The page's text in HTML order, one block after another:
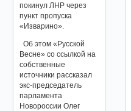
покинул ЛНР через
пункт пропуска
«Изварино».
Об этом «Русской
Весне» со ссылкой на
собственные
источники рассказал
экс-председатель
парламента
Новороссии Олег